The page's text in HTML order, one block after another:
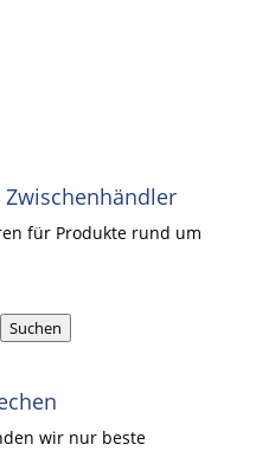
für Produkte rund um
Suchen
wir nur beste